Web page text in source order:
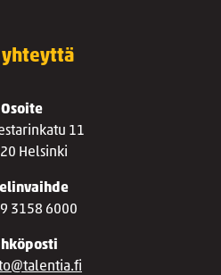
yhteyttä
Osoite
11
Helsinki
3158 6000